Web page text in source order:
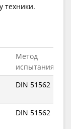
техники.
Метод
испытания
DIN 51562
DIN 51562